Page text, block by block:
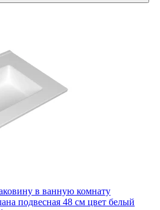
в ванную комнату
подвесная 48 см цвет белый